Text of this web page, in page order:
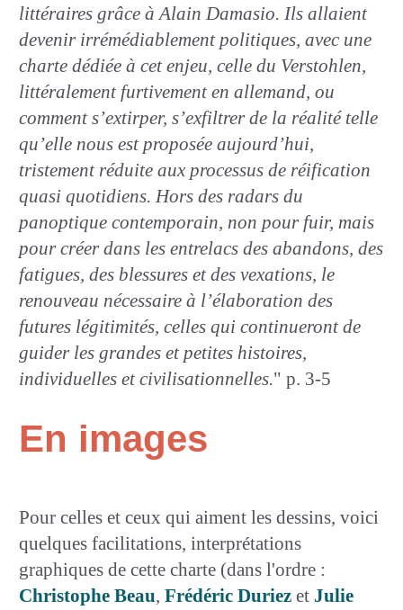
littéraires grâce à Alain Damasio. Ils allaient
devenir irrémédiablement politiques, avec une
charte dédiée à cet enjeu, celle du Verstohlen,
littéralement furtivement en allemand, ou
comment s’extirper, s’exfiltrer de la réalité telle
qu’elle nous est proposée aujourd’hui,
tristement réduite aux processus de réification
quasi quotidiens. Hors des radars du
panoptique contemporain, non pour fuir, mais
pour créer dans les entrelacs des abandons, des
fatigues, des blessures et des vexations, le
renouveau nécessaire à l’élaboration des
futures légitimités, celles qui continueront de
guider les grandes et petites histoires,
individuelles et civilisationnelles." p. 3-5
En images
Pour celles et ceux qui aiment les dessins, voici
quelques facilitations, interprétations
graphiques de cette charte (dans l'ordre :
Christophe Beau, Frédéric Duriez et Julie